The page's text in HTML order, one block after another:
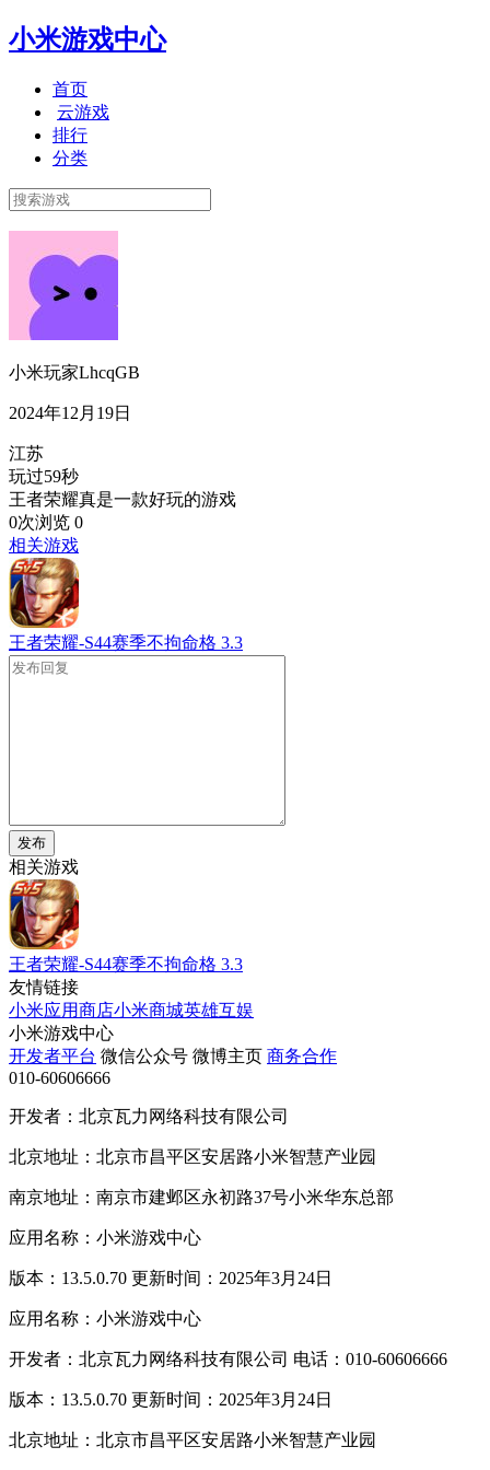
小米游戏中心
首页
云游戏
排行
分类
小米玩家LhcqGB
2024年12月19日
江苏
玩过59秒
王者荣耀真是一款好玩的游戏
0次浏览 0
相关游戏
王者荣耀-S44赛季不拘命格 3.3
发布
相关游戏
王者荣耀-S44赛季不拘命格 3.3
友情链接
小米应用商店小米商城英雄互娱
小米游戏中心
开发者平台 微信公众号 微博主页 商务合作
010-60606666
开发者：北京瓦力网络科技有限公司
北京地址：北京市昌平区安居路小米智慧产业园
南京地址：南京市建邺区永初路37号小米华东总部
应用名称：小米游戏中心
版本：13.5.0.70 更新时间：2025年3月24日
应用名称：小米游戏中心
开发者：北京瓦力网络科技有限公司 电话：010-60606666
版本：13.5.0.70 更新时间：2025年3月24日
北京地址：北京市昌平区安居路小米智慧产业园